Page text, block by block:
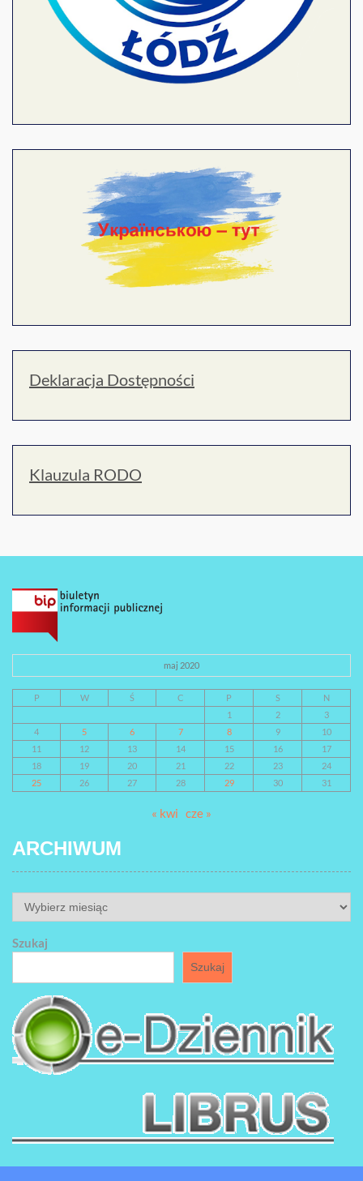
Deklaracja Dostępności
Klauzula RODO
maj 2020
P W Ś C P S
N
1
2
3
4
5 6 7 8 9
10
11
12 13 14 15 16
17
18
19 20 21 22 23
24
25
26 27 28 29 30 31
« kwi cze »
ARCHIWUM
ARCHIWUM
Szukaj
Szukaj